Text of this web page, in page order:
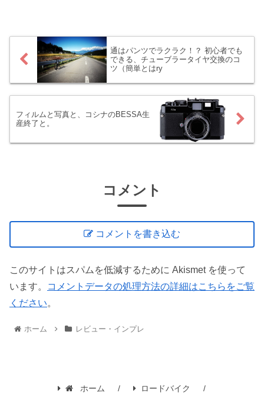
通はパンツでラクラク！？ 初心者でも
できる、チューブラータイヤ交換のコ
ツ（簡単とはry
フィルムと写真と、コシナのBESSA生
産終了と。
コメント
コメントを書き込む
このサイトはスパムを低減するために Akismet を使って
います。
コメントデータの処理方法の詳細はこちらをご覧
ください。
ホーム レビュー・インプレ
ホーム ロードバイク